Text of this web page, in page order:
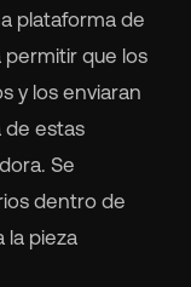
plataforma de
que los
y los enviaran
de estas
Se
dentro de
la pieza